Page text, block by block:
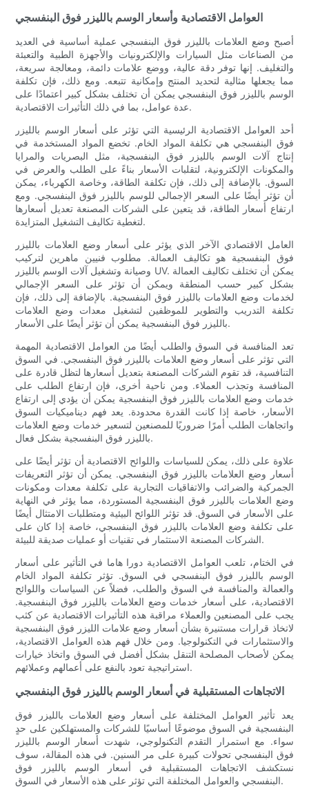
العوامل الاقتصادية وأسعار الوسم بالليزر فوق البنفسجي
أصبح وضع العلامات بالليزر فوق البنفسجي عملية أساسية في العديد
من الصناعات مثل السيارات والإلكترونيات والأجهزة الطبية والتعبئة
والتغليف. إنها توفر دقة عالية، ووضع علامات دائمة، ومعالجة سريعة،
مما يجعلها مثالية لتحديد المنتج وإمكانية تتبعه. ومع ذلك، فإن تكلفة
الوسم بالليزر فوق البنفسجي يمكن أن تختلف بشكل كبير اعتمادًا على
عدة عوامل، بما في ذلك التأثيرات الاقتصادية.
أحد العوامل الاقتصادية الرئيسية التي تؤثر على أسعار الوسم بالليزر
فوق البنفسجي هي تكلفة المواد الخام. تخضع المواد المستخدمة في
إنتاج آلات الوسم بالليزر فوق البنفسجية، مثل البصريات والمرايا
والمكونات الإلكترونية، لتقلبات الأسعار بناءً على الطلب والعرض في
السوق. بالإضافة إلى ذلك، فإن تكلفة الطاقة، وخاصة الكهرباء، يمكن
أن تؤثر أيضًا على السعر الإجمالي للوسم بالليزر فوق البنفسجي. ومع
ارتفاع أسعار الطاقة، قد يتعين على الشركات المصنعة تعديل أسعارها
لتغطية تكاليف التشغيل المتزايدة.
العامل الاقتصادي الآخر الذي يؤثر على أسعار وضع العلامات بالليزر
فوق البنفسجية هو تكاليف العمالة. مطلوب فنيين ماهرين لتركيب
وصيانة وتشغيل آلات الوسم بالليزر UV. يمكن أن تختلف تكاليف العمالة
بشكل كبير حسب المنطقة ويمكن أن تؤثر على السعر الإجمالي
لخدمات وضع العلامات بالليزر فوق البنفسجية. بالإضافة إلى ذلك، فإن
تكلفة التدريب والتطوير للموظفين لتشغيل معدات وضع العلامات
بالليزر فوق البنفسجية يمكن أن تؤثر أيضًا على الأسعار.
تعد المنافسة في السوق والطلب أيضًا من العوامل الاقتصادية المهمة
التي تؤثر على أسعار وضع العلامات بالليزر فوق البنفسجي. في السوق
التنافسية، قد تقوم الشركات المصنعة بتعديل أسعارها لتظل قادرة على
المنافسة وتجذب العملاء. ومن ناحية أخرى، فإن ارتفاع الطلب على
خدمات وضع العلامات بالليزر فوق البنفسجية يمكن أن يؤدي إلى ارتفاع
الأسعار، خاصة إذا كانت القدرة محدودة. يعد فهم ديناميكيات السوق
واتجاهات الطلب أمرًا ضروريًا للمصنعين لتسعير خدمات وضع العلامات
بالليزر فوق البنفسجية بشكل فعال.
علاوة على ذلك، يمكن للسياسات واللوائح الاقتصادية أن تؤثر أيضًا على
أسعار وضع العلامات بالليزر فوق البنفسجي. يمكن أن تؤثر التعريفات
الجمركية والضرائب والاتفاقيات التجارية على تكلفة معدات ومكونات
وضع العلامات بالليزر فوق البنفسجية المستوردة، مما يؤثر في النهاية
على الأسعار في السوق. قد تؤثر اللوائح البيئية ومتطلبات الامتثال أيضًا
على تكلفة وضع العلامات بالليزر فوق البنفسجي، خاصة إذا كان على
الشركات المصنعة الاستثمار في تقنيات أو عمليات صديقة للبيئة.
في الختام، تلعب العوامل الاقتصادية دورا هاما في التأثير على أسعار
الوسم بالليزر فوق البنفسجي في السوق. تؤثر تكلفة المواد الخام
والعمالة والمنافسة في السوق والطلب، فضلاً عن السياسات واللوائح
الاقتصادية، على أسعار خدمات وضع العلامات بالليزر فوق البنفسجية.
يجب على المصنعين والعملاء مراقبة هذه التأثيرات الاقتصادية عن كثب
لاتخاذ قرارات مستنيرة بشأن أسعار وضع علامات الليزر فوق البنفسجية
والاستثمارات في التكنولوجيا. ومن خلال فهم هذه العوامل الاقتصادية،
يمكن لأصحاب المصلحة التنقل بشكل أفضل في السوق واتخاذ خيارات
استراتيجية تعود بالنفع على أعمالهم وعملائهم.
الاتجاهات المستقبلية في أسعار الوسم بالليزر فوق البنفسجي
يعد تأثير العوامل المختلفة على أسعار وضع العلامات بالليزر فوق
البنفسجية في السوق موضوعًا أساسيًا للشركات والمستهلكين على حدٍ
سواء. مع استمرار التقدم التكنولوجي، شهدت أسعار الوسم بالليزر
فوق البنفسجي تحولات كبيرة على مر السنين. في هذه المقالة، سوف
نستكشف الاتجاهات المستقبلية في أسعار الوسم بالليزر فوق
البنفسجي والعوامل المختلفة التي تؤثر على هذه الأسعار في السوق.